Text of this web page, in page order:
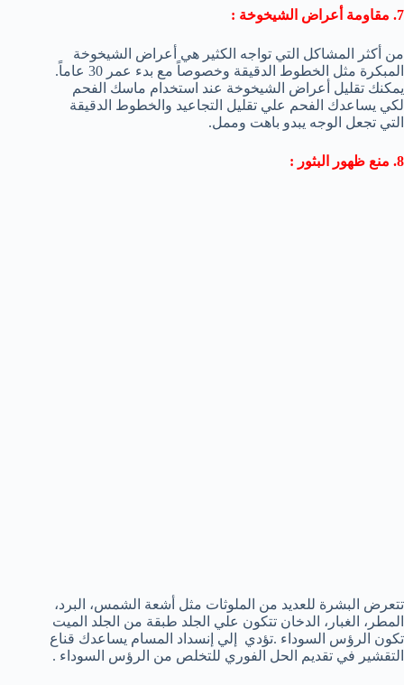
7. مقاومة أعراض الشيخوخة :
من أكثر المشاكل التي تواجه الكثير هي أعراض الشيخوخة
المبكرة مثل الخطوط الدقيقة وخصوصاً مع بدء عمر 30 عاماً.
يمكنك تقليل أعراض الشيخوخة عند استخدام ماسك الفحم
لكي يساعدك الفحم علي تقليل التجاعيد والخطوط الدقيقة
التي تجعل الوجه يبدو باهت وممل.
8. منع ظهور البثور :
تتعرض البشرة للعديد من الملوثات مثل أشعة الشمس، البرد،
المطر، الغبار، الدخان تتكون علي الجلد طبقة من الجلد الميت
تكون الرؤس السوداء .تؤدي إلي إنسداد المسام يساعدك قناع
التقشير في تقديم الحل الفوري للتخلص من الرؤس السوداء .